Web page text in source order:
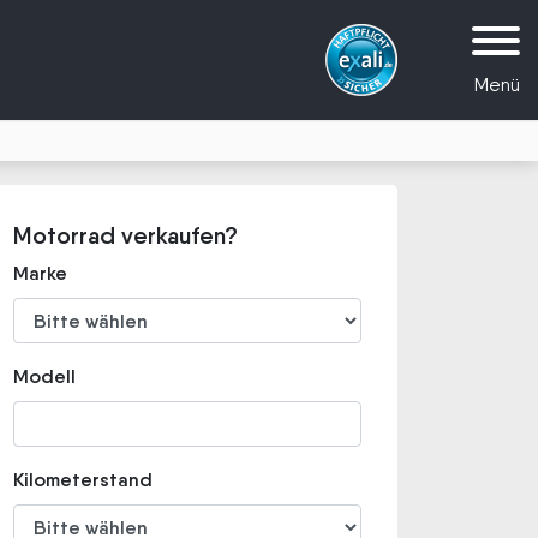
Menü
Motorrad verkaufen?
Marke
Modell
Kilometerstand